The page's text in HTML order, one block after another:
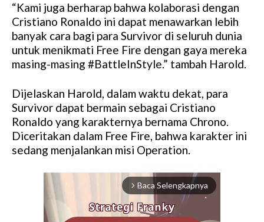
“Kami juga berharap bahwa kolaborasi dengan
Cristiano Ronaldo ini dapat menawarkan lebih
banyak cara bagi para Survivor di seluruh dunia
untuk menikmati Free Fire dengan gaya mereka
masing-masing #BattleInStyle.” tambah Harold.
Dijelaskan Harold, dalam waktu dekat, para
Survivor dapat bermain sebagai Cristiano
Ronaldo yang karakternya bernama Chrono.
Diceritakan dalam Free Fire, bahwa karakter ini
sedang menjalankan misi Operation.
arrow_forward_ios Baca Selengkapnya